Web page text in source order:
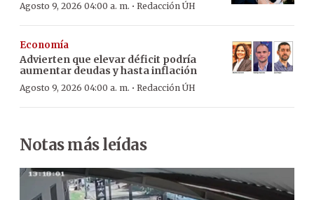
Agosto 9, 2026 04:00 a. m. · Redacción ÚH
Economía
Advierten que elevar déficit podría
aumentar deudas y hasta inflación
Agosto 9, 2026 04:00 a. m. · Redacción ÚH
Notas más leídas